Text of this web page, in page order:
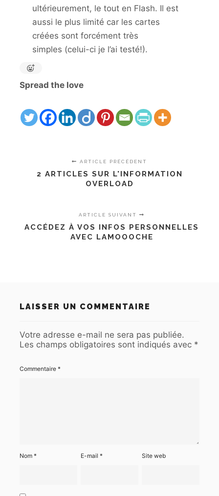
ultérieurement, le tout en Flash. Il est
aussi le plus limité car les cartes
créées sont forcément très
simples (celui-ci je l’ai testé!).
Spread the love
ARTICLE PRÉCÉDENT
2 ARTICLES SUR L'INFORMATION
OVERLOAD
ARTICLE SUIVANT
ACCÉDEZ À VOS INFOS PERSONNELLES
AVEC LAMOOOCHE
LAISSER UN COMMENTAIRE
Votre adresse e-mail ne sera pas publiée.
Les champs obligatoires sont indiqués avec *
Commentaire *
Nom * E-mail* Site web